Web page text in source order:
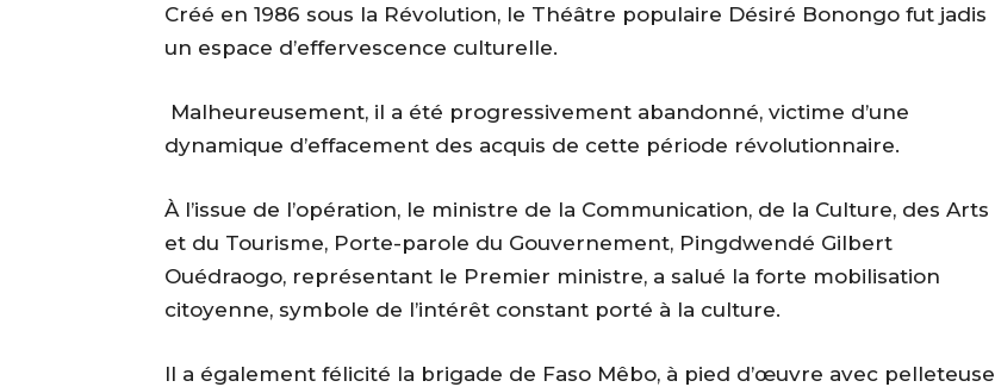
‎Créé en 1986 sous la Révolution, le Théâtre populaire Désiré Bonongo fut jadis
un espace d’effervescence culturelle.
‎ Malheureusement, il a été progressivement abandonné, victime d’une
dynamique d’effacement des acquis de cette période révolutionnaire.
‎À l’issue de l’opération, le ministre de la Communication, de la Culture, des Arts
et du Tourisme, Porte-parole du Gouvernement, Pingdwendé Gilbert
Ouédraogo, représentant le Premier ministre, a salué la forte mobilisation
citoyenne, symbole de l’intérêt constant porté à la culture.
‎Il a également félicité la brigade de Faso Mêbo, à pied d’œuvre avec pelleteuse